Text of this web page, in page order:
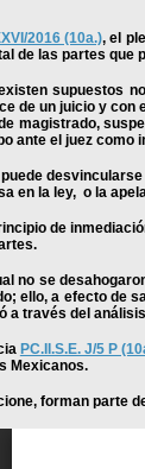
2016 (10a.), el
de las partes que
supuestos
de un juicio y
magistrado,
ante el juez
en la ley, o la
de
no se
ello, a efecto de
través del
PC.II.S.E. J/5 P
Mexicanos.
forman parte